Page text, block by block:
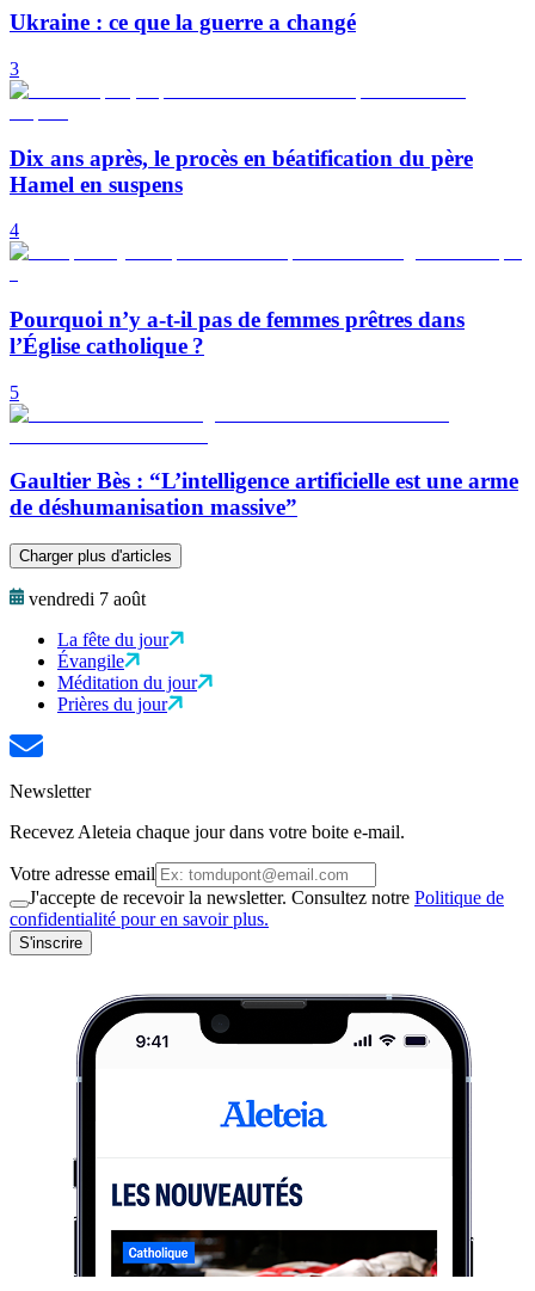
Ukraine : ce que la guerre a changé
3
Dix ans après, le procès en béatification du père
Hamel en suspens
4
Pourquoi n’y a-t-il pas de femmes prêtres dans
l’Église catholique ?
5
Gaultier Bès : “L’intelligence artificielle est une arme
de déshumanisation massive”
Charger plus d'articles
vendredi 7 août
La fête du jour
Évangile
Méditation du jour
Prières du jour
Newsletter
Recevez Aleteia chaque jour dans votre boite e-mail.
Votre adresse email
J'accepte de recevoir la newsletter. Consultez notre Politique de
confidentialité pour en savoir plus.
S'inscrire